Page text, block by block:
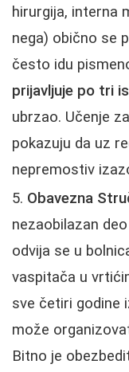
hirurgija, interna
nega) obično se
često idu
prijavljuje po tri
ubrzao. Učenje
pokazuju da uz
nepremostiv
Obavezna
nezaobilazan
odvija se u
vaspitača u
sve četiri godine
može
Bitno je